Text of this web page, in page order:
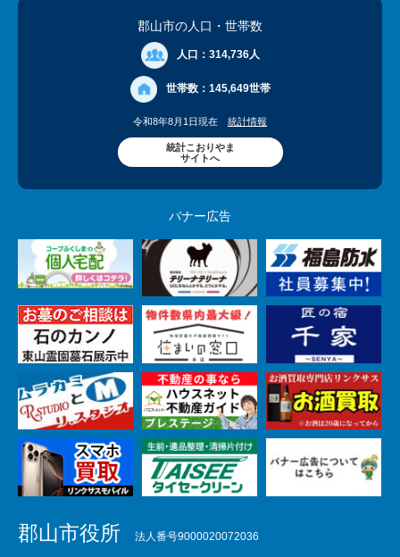
郡山市の人口 ・世帯数
人口： 314,736人
世帯数： 145,649世帯
令和8年8月1日現在 統計情報
統計こおりやま
サイトへ
バナー広告
郡山市役所 法人番号9000020072036